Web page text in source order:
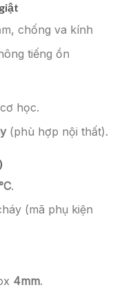
chống va kính
tiếng ồn
học.
(phù hợp nội thất).
.
(mã phụ kiện
4mm.